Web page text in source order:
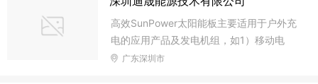
高效SunPower太阳能板主要适用于户外充
电的应用产品及发电机组，如1）移动电
源、蓝牙、车载空气净化器、礼品户外充
广东深圳市